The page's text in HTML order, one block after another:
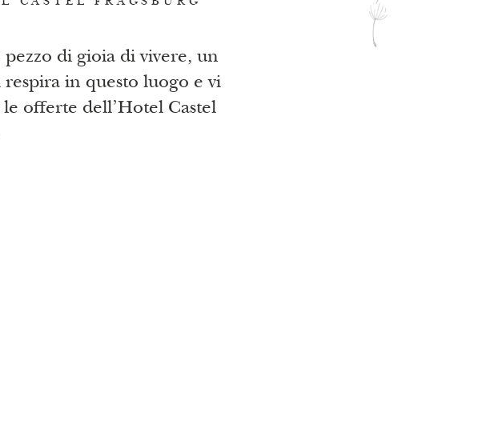
di gioia di vivere, un
respira in questo luogo e vi
offerte dell’Hotel Castel